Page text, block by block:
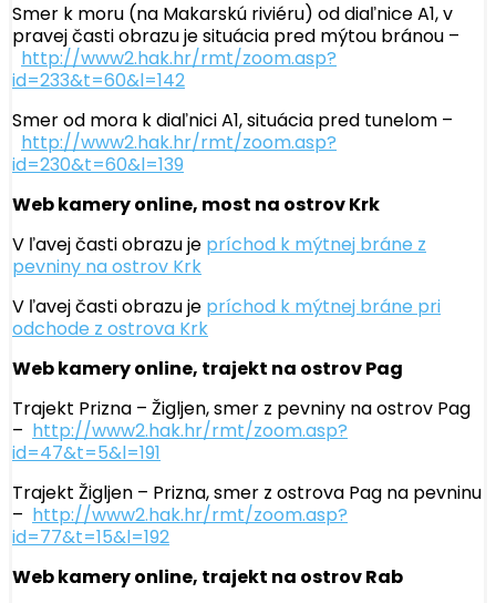
Smer k moru (na Makarskú riviéru) od diaľnice A1, v
pravej časti obrazu je situácia pred mýtou bránou –
http://www2.hak.hr/rmt/zoom.asp?
id=233&t=60&l=142
Smer od mora k diaľnici A1, situácia pred tunelom –
http://www2.hak.hr/rmt/zoom.asp?
id=230&t=60&l=139
Web kamery online, most na ostrov Krk
V ľavej časti obrazu je príchod k mýtnej bráne z
pevniny na ostrov Krk
V ľavej časti obrazu je príchod k mýtnej bráne pri
odchode z ostrova Krk
Web kamery online, trajekt na ostrov Pag
Trajekt Prizna – Žigljen, smer z pevniny na ostrov Pag
– http://www2.hak.hr/rmt/zoom.asp?
id=47&t=5&l=191
Trajekt Žigljen – Prizna, smer z ostrova Pag na pevninu
– http://www2.hak.hr/rmt/zoom.asp?
id=77&t=15&l=192
Web kamery online, trajekt na ostrov Rab